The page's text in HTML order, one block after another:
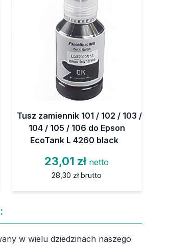
Tusz zamiennik 101 / 102 / 103 /
104 / 105 / 106 do Epson
EcoTank L 4260 black
23,01 zł netto
28,30 zł brutto
w wielu dziedzinach naszego